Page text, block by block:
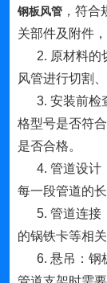
钢板风管 ，符
关部件及附件
2. 原材料的
风管进行切割
3. 安装前检
格型号是否符
是否合格。
4. 管道设计
每一段管道的
5. 管道连接
的锅铁卡等相
6. 悬吊：钢